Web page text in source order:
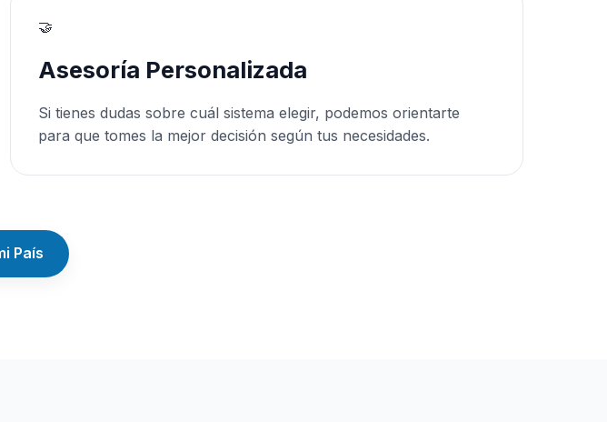
🤝
Asesoría Personalizada
Si tienes dudas sobre cuál sistema elegir, podemos orientarte
para que tomes la mejor decisión según tus necesidades.
País